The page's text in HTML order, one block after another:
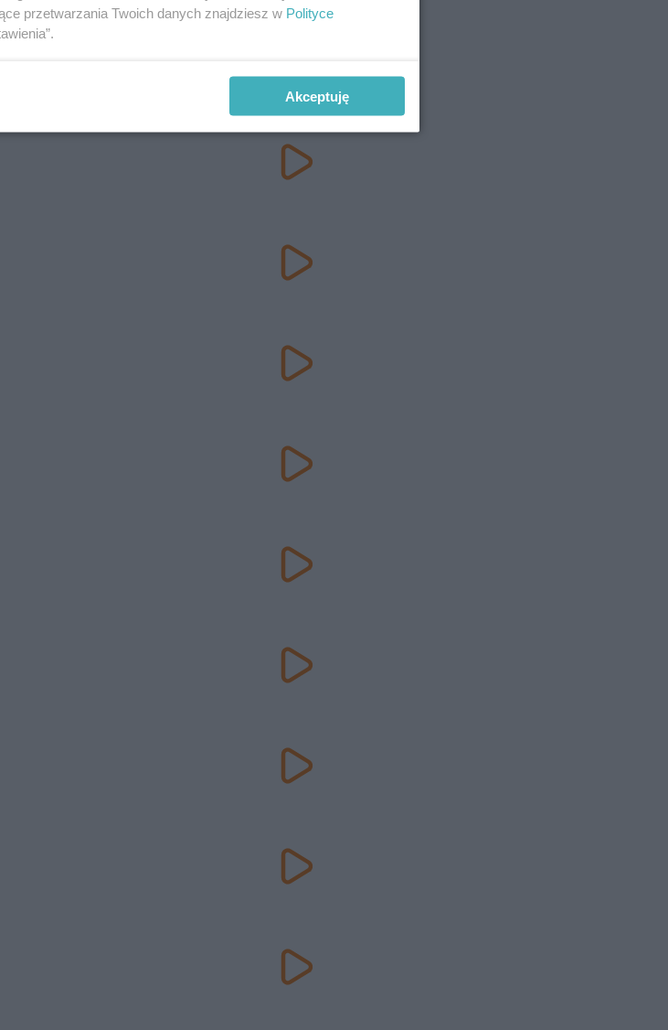
przetwarzania Twoich danych znajdziesz w Polityce
Akceptuję